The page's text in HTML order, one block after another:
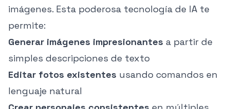
imágenes. Esta poderosa tecnología de IA te
permite:
Generar imágenes impresionantes a partir de
simples descripciones de texto
Editar fotos existentes usando comandos en
lenguaje natural